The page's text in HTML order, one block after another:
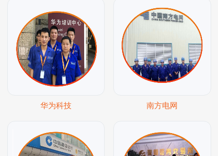
华为科技 南方电网